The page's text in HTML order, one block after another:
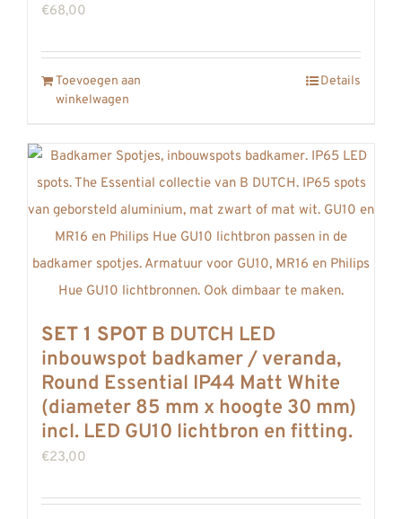
€68,00
Toevoegen aan
winkelwagen
Details
SET 1 SPOT B DUTCH LED
inbouwspot badkamer / veranda,
Round Essential IP44 Matt White
(diameter 85 mm x hoogte 30 mm)
incl. LED GU10 lichtbron en fitting.
€23,00